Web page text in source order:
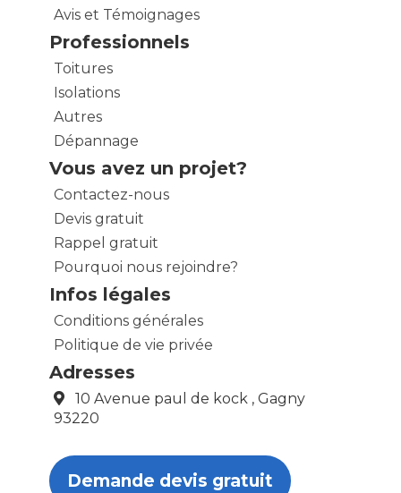
Avis et Témoignages
Professionnels
Toitures
Isolations
Autres
Dépannage
Vous avez un projet?
Contactez-nous
Devis gratuit
Rappel gratuit
Pourquoi nous rejoindre?
Infos légales
Conditions générales
Politique de vie privée
Adresses
10 Avenue paul de kock , Gagny
93220
Demande devis gratuit